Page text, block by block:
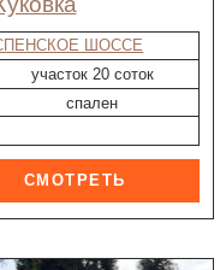
ШОССЕ
участок 20 соток
спален